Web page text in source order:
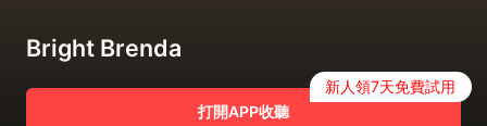
Bright Brenda
打開APP收聽
新人領7天免費試用